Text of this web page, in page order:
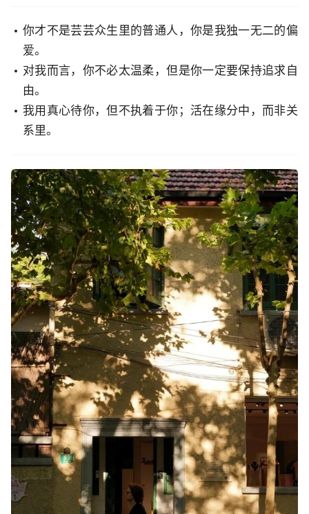
你才不是芸芸众生里的普通人，你是我独一无二的偏
爱。
对我而言，你不必太温柔，但是你一定要保持追求自
由。
我用真心待你，但不执着于你；活在缘分中，而非关
系里。